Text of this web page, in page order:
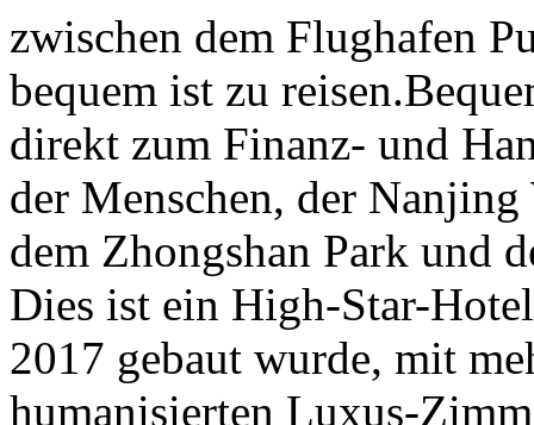
zwischen dem Flughafen
bequem ist zu
direkt zum Finanz- und
der Menschen, der
dem Zhongshan Park und
Dies ist ein High-Star-
2017 gebaut wurde, mit
humanisierten Luxus-